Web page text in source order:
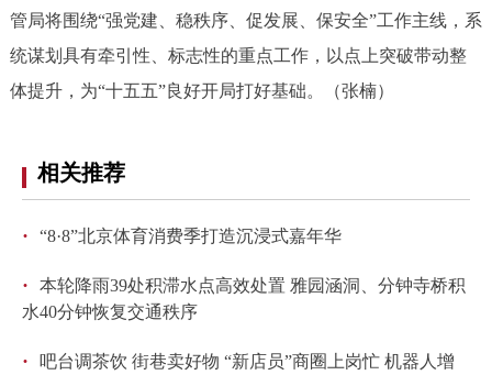
管局将围绕“强党建、稳秩序、促发展、保安全”工作主线，系
统谋划具有牵引性、标志性的重点工作，以点上突破带动整
体提升，为“十五五”良好开局打好基础。（张楠）
相关推荐
· “8·8”北京体育消费季打造沉浸式嘉年华
·
本轮降雨39处积滞水点高效处置 雅园涵洞、分钟寺桥积
水40分钟恢复交通秩序
·
吧台调茶饮 街巷卖好物 “新店员”商圈上岗忙 机器人增